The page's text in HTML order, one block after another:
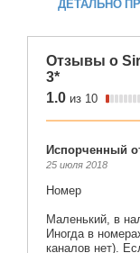
ДЕТАЛЬНО